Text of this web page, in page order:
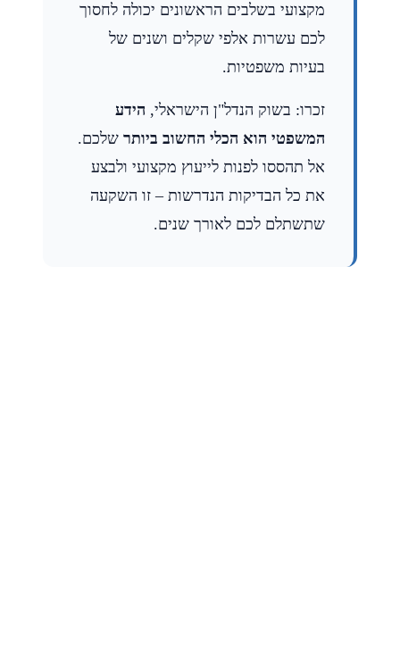
מקצועי בשלבים הראשונים יכולה לחסוך
לכם עשרות אלפי שקלים ושנים של
בעיות משפטיות.
זכרו: בשוק הנדל"ן הישראלי, הידע
המשפטי הוא הכלי החשוב ביותר שלכם.
אל תהססו לפנות לייעוץ מקצועי ולבצע
את כל הבדיקות הנדרשות – זו השקעה
שתשתלם לכם לאורך שנים.